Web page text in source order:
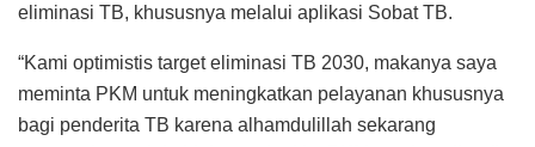
eliminasi TB, khususnya melalui aplikasi Sobat TB.
“Kami optimistis target eliminasi TB 2030, makanya saya
meminta PKM untuk meningkatkan pelayanan khususnya
bagi penderita TB karena alhamdulillah sekarang